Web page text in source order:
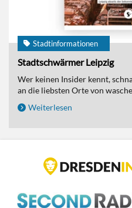
Stadtinformationen
Stadtschwärmer Leipzig
Wer keinen Insider kennt,
an die liebsten Orte von
Weiterlesen